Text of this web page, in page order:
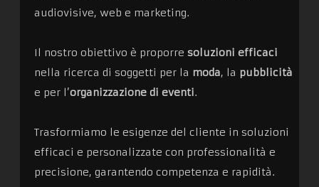
audiovisive, web e marketing.
Il nostro obiettivo è proporre soluzioni efficaci
nella ricerca di soggetti per la moda, la pubblicità
e per l’organizzazione di eventi.
Trasformiamo le esigenze del cliente in soluzioni
efficaci e personalizzate con professionalità e
precisione, garantendo competenza e rapidità.